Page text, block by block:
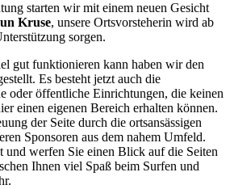
starten wir mit einem neuen Gesicht
Kruse, unsere Ortsvorsteherin wird ab
sorgen.
gut funktionieren kann haben wir den
Es besteht jetzt auch die
oder öffentliche Einrichtungen, die keinen
einen eigenen Bereich erhalten können.
der Seite durch die ortsansässigen
Sponsoren aus dem nahem Umfeld.
und werfen Sie einen Blick auf die Seiten
Ihnen viel Spaß beim Surfen und